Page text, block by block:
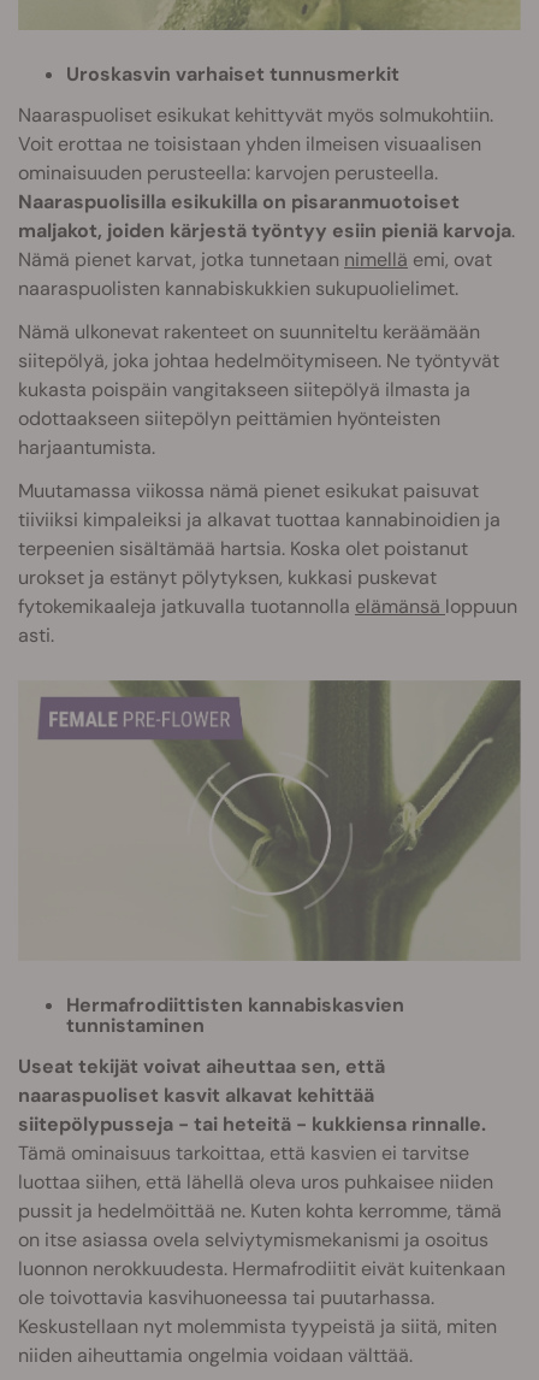
Uroskasvin varhaiset tunnusmerkit
Naaraspuoliset esikukat kehittyvät myös solmukohtiin.
Voit erottaa ne toisistaan yhden ilmeisen visuaalisen
ominaisuuden perusteella: karvojen perusteella.
Naaraspuolisilla esikukilla on pisaranmuotoiset
maljakot, joiden kärjestä työntyy esiin pieniä karvoja.
Nämä pienet karvat, jotka tunnetaan nimellä emi, ovat
naaraspuolisten kannabiskukkien sukupuolielimet.
Nämä ulkonevat rakenteet on suunniteltu keräämään
siitepölyä, joka johtaa hedelmöitymiseen. Ne työntyvät
kukasta poispäin vangitakseen siitepölyä ilmasta ja
odottaakseen siitepölyn peittämien hyönteisten
harjaantumista.
Muutamassa viikossa nämä pienet esikukat paisuvat
tiiviiksi kimpaleiksi ja alkavat tuottaa kannabinoidien ja
terpeenien sisältämää hartsia. Koska olet poistanut
urokset ja estänyt pölytyksen, kukkasi puskevat
fytokemikaaleja jatkuvalla tuotannolla elämänsä loppuun
asti.
Hermafrodiittisten kannabiskasvien
tunnistaminen
Useat tekijät voivat aiheuttaa sen, että
naaraspuoliset kasvit alkavat kehittää
siitepölypusseja - tai heteitä - kukkiensa rinnalle.
Tämä ominaisuus tarkoittaa, että kasvien ei tarvitse
luottaa siihen, että lähellä oleva uros puhkaisee niiden
pussit ja hedelmöittää ne. Kuten kohta kerromme, tämä
on itse asiassa ovela selviytymismekanismi ja osoitus
luonnon nerokkuudesta. Hermafrodiitit eivät kuitenkaan
ole toivottavia kasvihuoneessa tai puutarhassa.
Keskustellaan nyt molemmista tyypeistä ja siitä, miten
niiden aiheuttamia ongelmia voidaan välttää.